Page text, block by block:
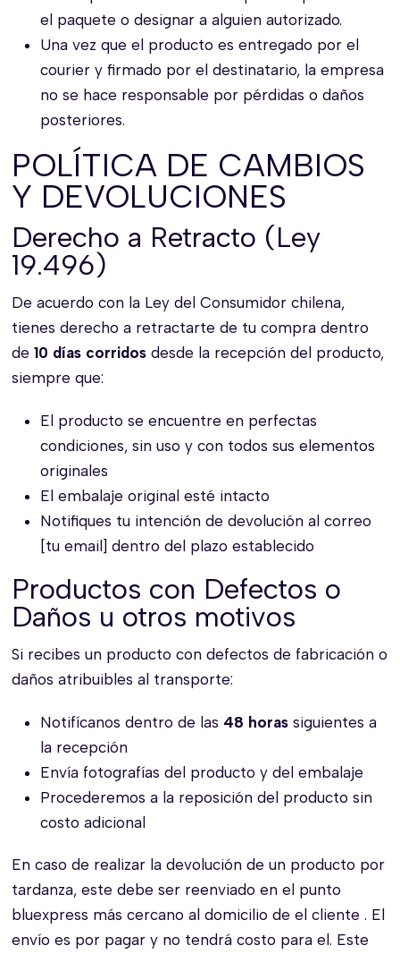
el paquete o designar a alguien autorizado.
Una vez que el producto es entregado por el
courier y firmado por el destinatario, la empresa
no se hace responsable por pérdidas o daños
posteriores.
POLÍTICA DE CAMBIOS
Y DEVOLUCIONES
Derecho a Retracto (Ley
19.496)
De acuerdo con la Ley del Consumidor chilena,
tienes derecho a retractarte de tu compra dentro
de 10 días corridosdesde la recepción del producto,
siempre que:
El producto se encuentre en perfectas
condiciones, sin uso y con todos sus elementos
originales
El embalaje original esté intacto
Notifiques tu intención de devolución al correo
[tu email] dentro del plazo establecido
Productos con Defectos o
Daños u otros motivos
Si recibes un producto con defectos de fabricación o
daños atribuibles al transporte:
Notifícanos dentro de las 48 horassiguientes a
la recepción
Envía fotografías del producto y del embalaje
Procederemos a la reposición del producto sin
costo adicional
En caso de realizar la devolución de un producto por
tardanza, este debe ser reenviado en el punto
bluexpress más cercano al domicilio de el cliente . El
envío es por pagar y no tendrá costo para el. Este